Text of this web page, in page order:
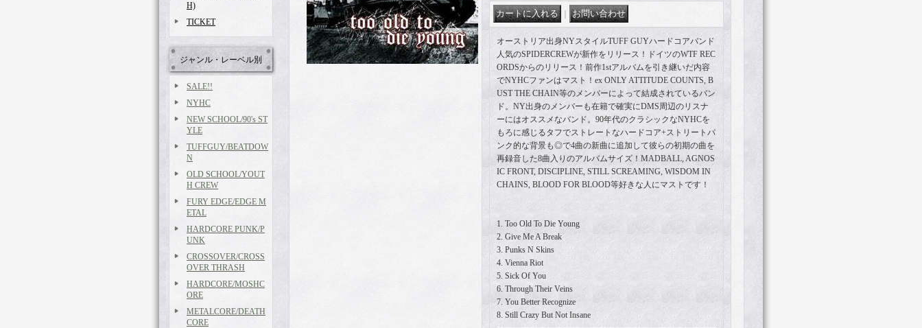
H)
TICKET
ジャンル・レーベル別
SALE!!
NYHC
NEW SCHOOL/90's ST
YLE
TUFFGUY/BEATDOW
N
OLD SCHOOL/YOUT
H CREW
FURY EDGE/EDGE M
ETAL
HARDCORE PUNK/P
UNK
CROSSOVER/CROSS
OVER THRASH
HARDCORE/MOSHC
ORE
METALCORE/DEATH
CORE
オーストリア出身NYスタイルTUFF GUYハードコアバンド
人気のSPIDERCREWが新作をリリース！ドイツのWTF REC
ORDSからのリリース！前作1stアルバムを引き継いだ内容
でNYHCファンはマスト！ex ONLY ATTITUDE COUNTS, B
UST THE CHAIN等のメンバーによって結成されているバン
ド。NY出身のメンバーも在籍で確実にDMS周辺のリスナ
ーにはオススメなバンド。90年代のクラシックなNYHCを
もろに感じるタフでストレートなハードコア+ストリートパ
ンク的な背景も◎で4曲の新曲に追加して彼らの初期の曲を
再録音した8曲入りのアルバムサイズ！MADBALL, AGNOS
IC FRONT, DISCIPLINE, STILL SCREAMING, WISDOM IN
CHAINS, BLOOD FOR BLOOD等好きな人にマストです！
1. Too Old To Die Young
2. Give Me A Break
3. Punks N Skins
4. Vienna Riot
5. Sick Of You
6. Through Their Veins
7. You Better Recognize
8. Still Crazy But Not Insane